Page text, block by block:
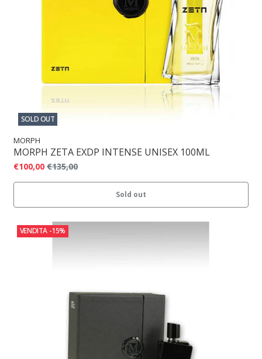
SOLD OUT
MORPH
MORPH ZETA EXDP INTENSE UNISEX 100ML
€100,00 €135,00
Sold out
VENDITA -15%